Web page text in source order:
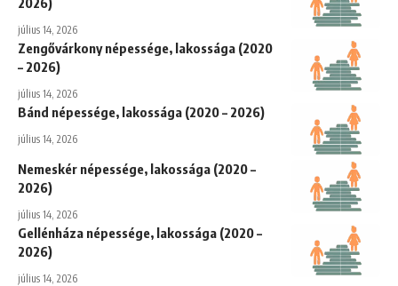
július 14, 2026
Zengővárkony népessége, lakossága (2020
– 2026)
július 14, 2026
Bánd népessége, lakossága (2020 – 2026)
július 14, 2026
Nemeskér népessége, lakossága (2020 –
2026)
július 14, 2026
Gellénháza népessége, lakossága (2020 –
2026)
július 14, 2026